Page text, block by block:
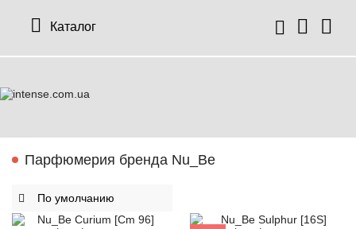
Каталог
Парфюмерия бренда Nu_Be